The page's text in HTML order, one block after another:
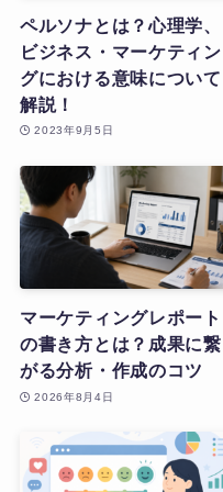
ペルソナとは？心理学、
ビジネス・マーケティン
グにおける意味について
解説！
2023年9月5日
マーケティングレポート
の書き方とは？成果に繋
がる分析・作成のコツ
2026年8月4日